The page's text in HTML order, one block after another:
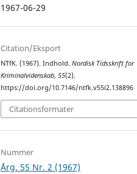
1967-06-29
Citation/Eksport
NTfK. (1967). Indhold.Nordisk Tidsskrift for
Kriminalvidenskab,55(2).
https://doi.org/10.7146/ntfk.v55i2.138896
Citationsformater
Nummer
Årg. 55 Nr. 2 (1967)